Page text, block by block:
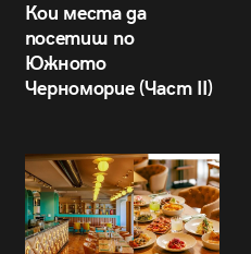
Кои места да
посетиш по
Южното
Черноморие (Част II)